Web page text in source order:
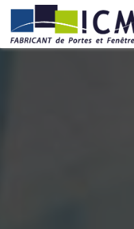
Panneau de gestion des